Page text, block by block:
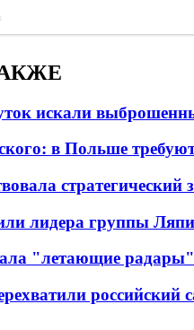
искали
в Польше
стратегический
лидера группы
"летающие